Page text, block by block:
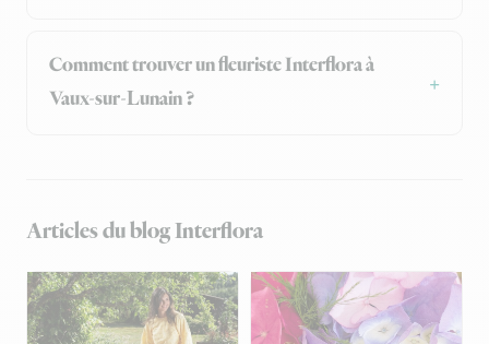
Comment trouver un fleuriste Interflora à
Vaux-sur-Lunain ?
Articles du blog Interflora